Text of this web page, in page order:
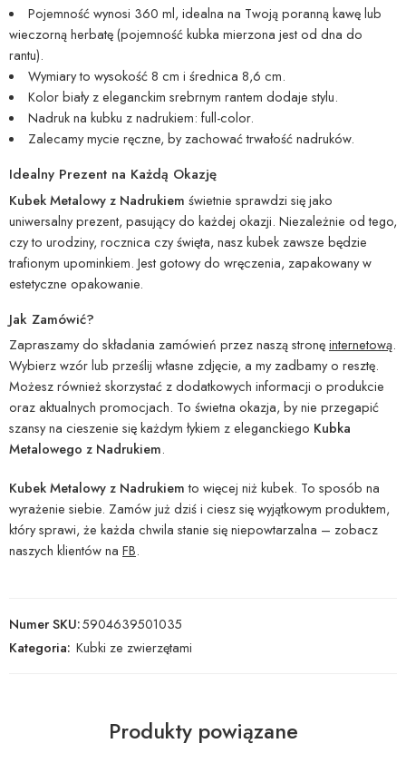
Pojemność wynosi 360 ml, idealna na Twoją poranną kawę lub
wieczorną herbatę (pojemność kubka mierzona jest od dna do
rantu).
Wymiary to wysokość 8 cm i średnica 8,6 cm.
Kolor biały z eleganckim srebrnym rantem dodaje stylu.
Nadruk na kubku z nadrukiem: full-color.
Zalecamy mycie ręczne, by zachować trwałość nadruków.
Idealny Prezent na Każdą Okazję
Kubek Metalowy z Nadrukiem świetnie sprawdzi się jako
uniwersalny prezent, pasujący do każdej okazji. Niezależnie od tego,
czy to urodziny, rocznica czy święta, nasz kubek zawsze będzie
trafionym upominkiem. Jest gotowy do wręczenia, zapakowany w
estetyczne opakowanie.
Jak Zamówić?
Zapraszamy do składania zamówień przez naszą stronęinternetową.
Wybierz wzór lub prześlij własne zdjęcie, a my zadbamy o resztę.
Możesz również skorzystać z dodatkowych informacji o produkcie
oraz aktualnych promocjach. To świetna okazja, by nie przegapić
szansy na cieszenie się każdym łykiem z eleganckiego Kubka
Metalowego z Nadrukiem.
Kubek Metalowy z Nadrukiemto więcej niż kubek. To sposób na
wyrażenie siebie. Zamów już dziś i ciesz się wyjątkowym produktem,
który sprawi, że każda chwila stanie się niepowtarzalna – zobacz
naszych klientów na FB.
Numer SKU:5904639501035
Kategoria: Kubki ze zwierzętami
Produkty powiązane